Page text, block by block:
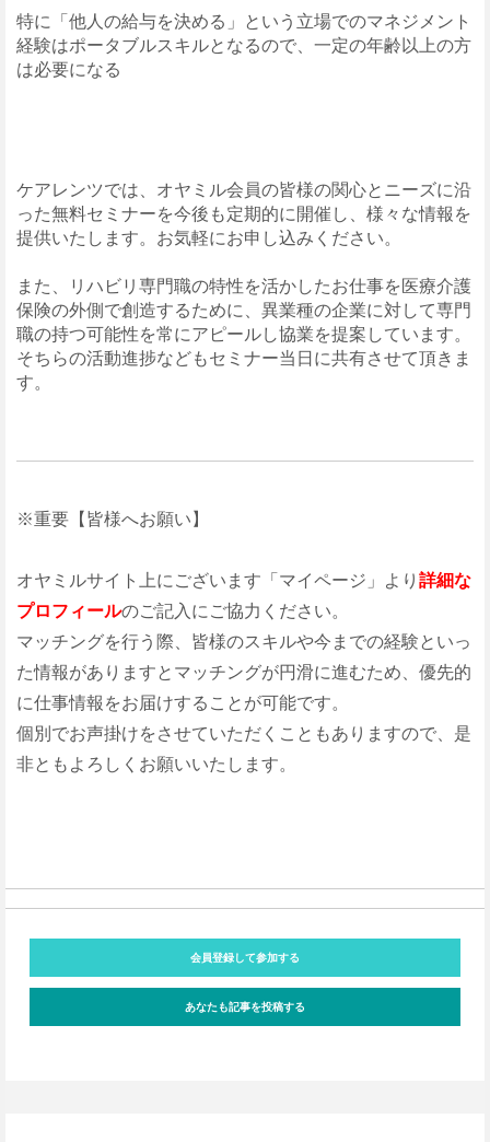
特に「他人の給与を決める」という立場でのマネジメント
経験はポータブルスキルとなるので、一定の年齢以上の方
は必要になる
ケアレンツでは、オヤミル会員の皆様の関心とニーズに沿
った無料セミナーを今後も定期的に開催し、様々な情報を
提供いたします。お気軽にお申し込みください。
また、リハビリ専門職の特性を活かしたお仕事を医療介護
保険の外側で創造するために、異業種の企業に対して専門
職の持つ可能性を常にアピールし協業を提案しています。
そちらの活動進捗などもセミナー当日に共有させて頂きま
す。
※重要【皆様へお願い】
オヤミルサイト上にございます「マイページ」より 詳細な
プロフィールのご記入にご協力ください。
マッチングを行う際、皆様のスキルや今までの経験といっ
た情報がありますとマッチングが円滑に進むため、優先的
に仕事情報をお届けすることが可能です。
個別でお声掛けをさせていただくこともありますので、是
非ともよろしくお願いいたします。
会員登録して参加する
あなたも記事を投稿する